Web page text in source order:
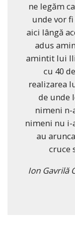
ne legăm
unde vor
aici lângă
adus
amintit lui
cu 40
realizarea
de unde
nimeni n-
nimeni nu i-
au
cruce
Ion Gavrilă